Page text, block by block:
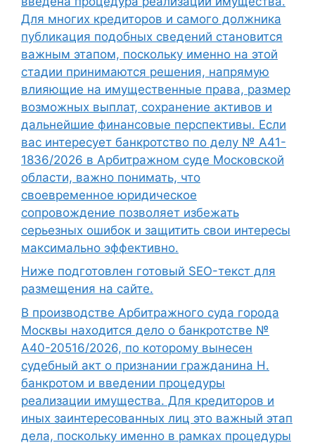
Для многих кредиторов и самого должника
публикация подобных сведений становится
важным этапом, поскольку именно на этой
стадии принимаются решения, напрямую
влияющие на имущественные права, размер
возможных выплат, сохранение активов и
дальнейшие финансовые перспективы. Если
вас интересует банкротство по делу № А41-
1836/2026 в Арбитражном суде Московской
области, важно понимать, что
своевременное юридическое
сопровождение позволяет избежать
серьезных ошибок и защитить свои интересы
максимально эффективно.
Ниже подготовлен готовый SEO-текст для
размещения на сайте.
В производстве Арбитражного суда города
Москвы находится дело о банкротстве №
А40-20516/2026, по которому вынесен
судебный акт о признании гражданина Н.
банкротом и введении процедуры
реализации имущества. Для кредиторов и
иных заинтересованных лиц это важный этап
дела, поскольку именно в рамках процедуры